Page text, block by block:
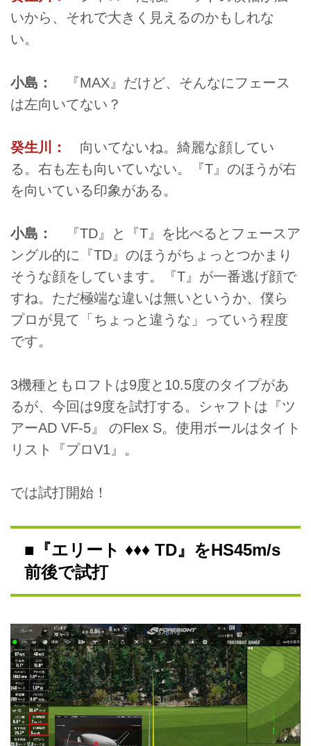
いから、それで大きく見えるのかもしれな
い。
小島：
『MAX』だけど、そんなにフェース
は左向いてない？
癸生川：
向いてないね。綺麗な顔してい
る。右も左も向いていない。『T』のほうが右
を向いている印象がある。
小島：
『TD』と『T』を比べるとフェースア
ングル的に『TD』のほうがちょっとつかまり
そうな顔をしています。『T』が一番逃げ顔で
すね。ただ極端な違いは無いというか、僕ら
プロが見て「ちょっと違うな」っていう程度
です。
3機種ともロフトは9度と10.5度のタイプがあ
るが、今回は9度を試打する。シャフトは『ツ
アーAD VF-5』 のFlex S。使用ボールはタイト
リスト『プロV1』。
では試打開始！
■『エリート ♦♦♦ TD』をHS45m/s
前後で試打